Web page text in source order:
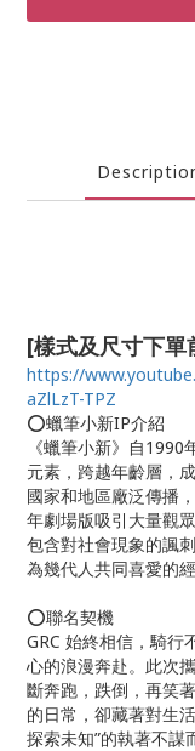
[樣式及尺寸下
https://
aZlLzT-TPZ
⭕️蠟筆小新IP介紹
《蠟筆小新》自
元素，跨越年齡層，
國家和地區廠泛傳播
年劇場版吸引大量觀
包含對社會現象的諷
為幾代人共同喜愛的經
⭕️聯名契機
GRC 始終相信，騎行
心的浪漫奔赴。此次
斷奔跑，跌倒，再笑
的日常，卻藏著對生
探索未知”的執著不謀